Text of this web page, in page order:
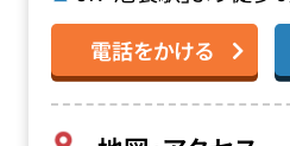
電話をかける